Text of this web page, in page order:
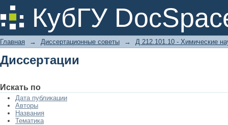
КубГУ
Диссертации
Главная → Диссертационные советы → Д 212.101.10 - Химические
Диссертации
Искать по
Дата публикации
Авторы
Названия
Тематика